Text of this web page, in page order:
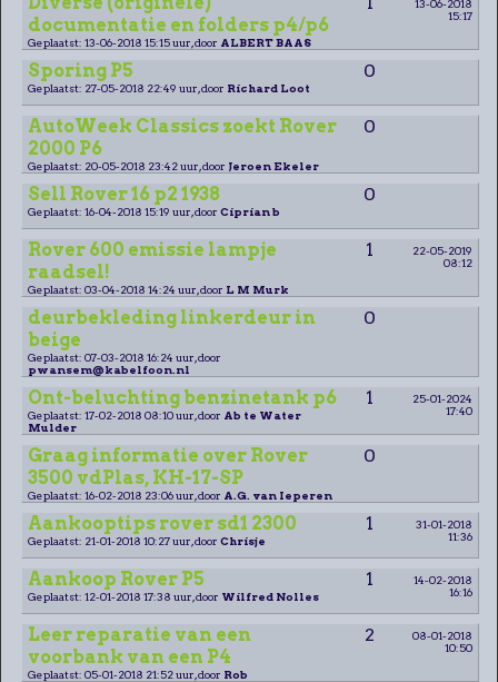
documentatie en folders p4/p6
13-06-2018
15:17
Geplaatst: 13-06-2018 15:15 uur, door ALBERT BAAS
Sporing P5 0
Geplaatst: 27-05-2018 22:49 uur, door Richard Loot
AutoWeek Classics zoekt Rover
2000 P6
0
Geplaatst: 20-05-2018 23:42 uur, door Jeroen Ekeler
Sell Rover 16 p2 1938 0
Geplaatst: 16-04-2018 15:19 uur, door Ciprian b
Rover 600 emissie lampje
raadsel!
1
22-05-2019
08:12
Geplaatst: 03-04-2018 14:24 uur, door L M Murk
deurbekleding linkerdeur in
beige
0
Geplaatst: 07-03-2018 16:24 uur, door
pwansem@kabelfoon.nl
Ont-beluchting benzinetank p6 1
25-01-2024
17:40
Geplaatst: 17-02-2018 08:10 uur, door Ab te Water
Mulder
Graag informatie over Rover
3500 vdPlas, KH-17-SP
0
Geplaatst: 16-02-2018 23:06 uur, door A.G. van Ieperen
Aankooptips rover sd1 2300 1
31-01-2018
11:36
Geplaatst: 21-01-2018 10:27 uur, door Chrisje
Aankoop Rover P5 1
14-02-2018
16:16
Geplaatst: 12-01-2018 17:38 uur, door Wilfred Nolles
Leer reparatie van een
voorbank van een P4
2
08-01-2018
10:50
Geplaatst: 05-01-2018 21:52 uur, door Rob